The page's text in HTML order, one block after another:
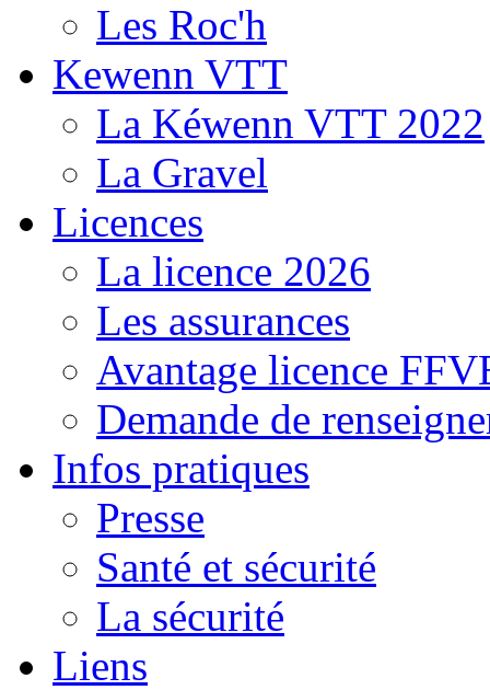
Les Roc'h
Kewenn VTT
La Kéwenn VTT 2022
La Gravel
Licences
La licence 2026
Les assurances
Avantage licence
Demande de
Infos pratiques
Presse
Santé et sécurité
La sécurité
Liens